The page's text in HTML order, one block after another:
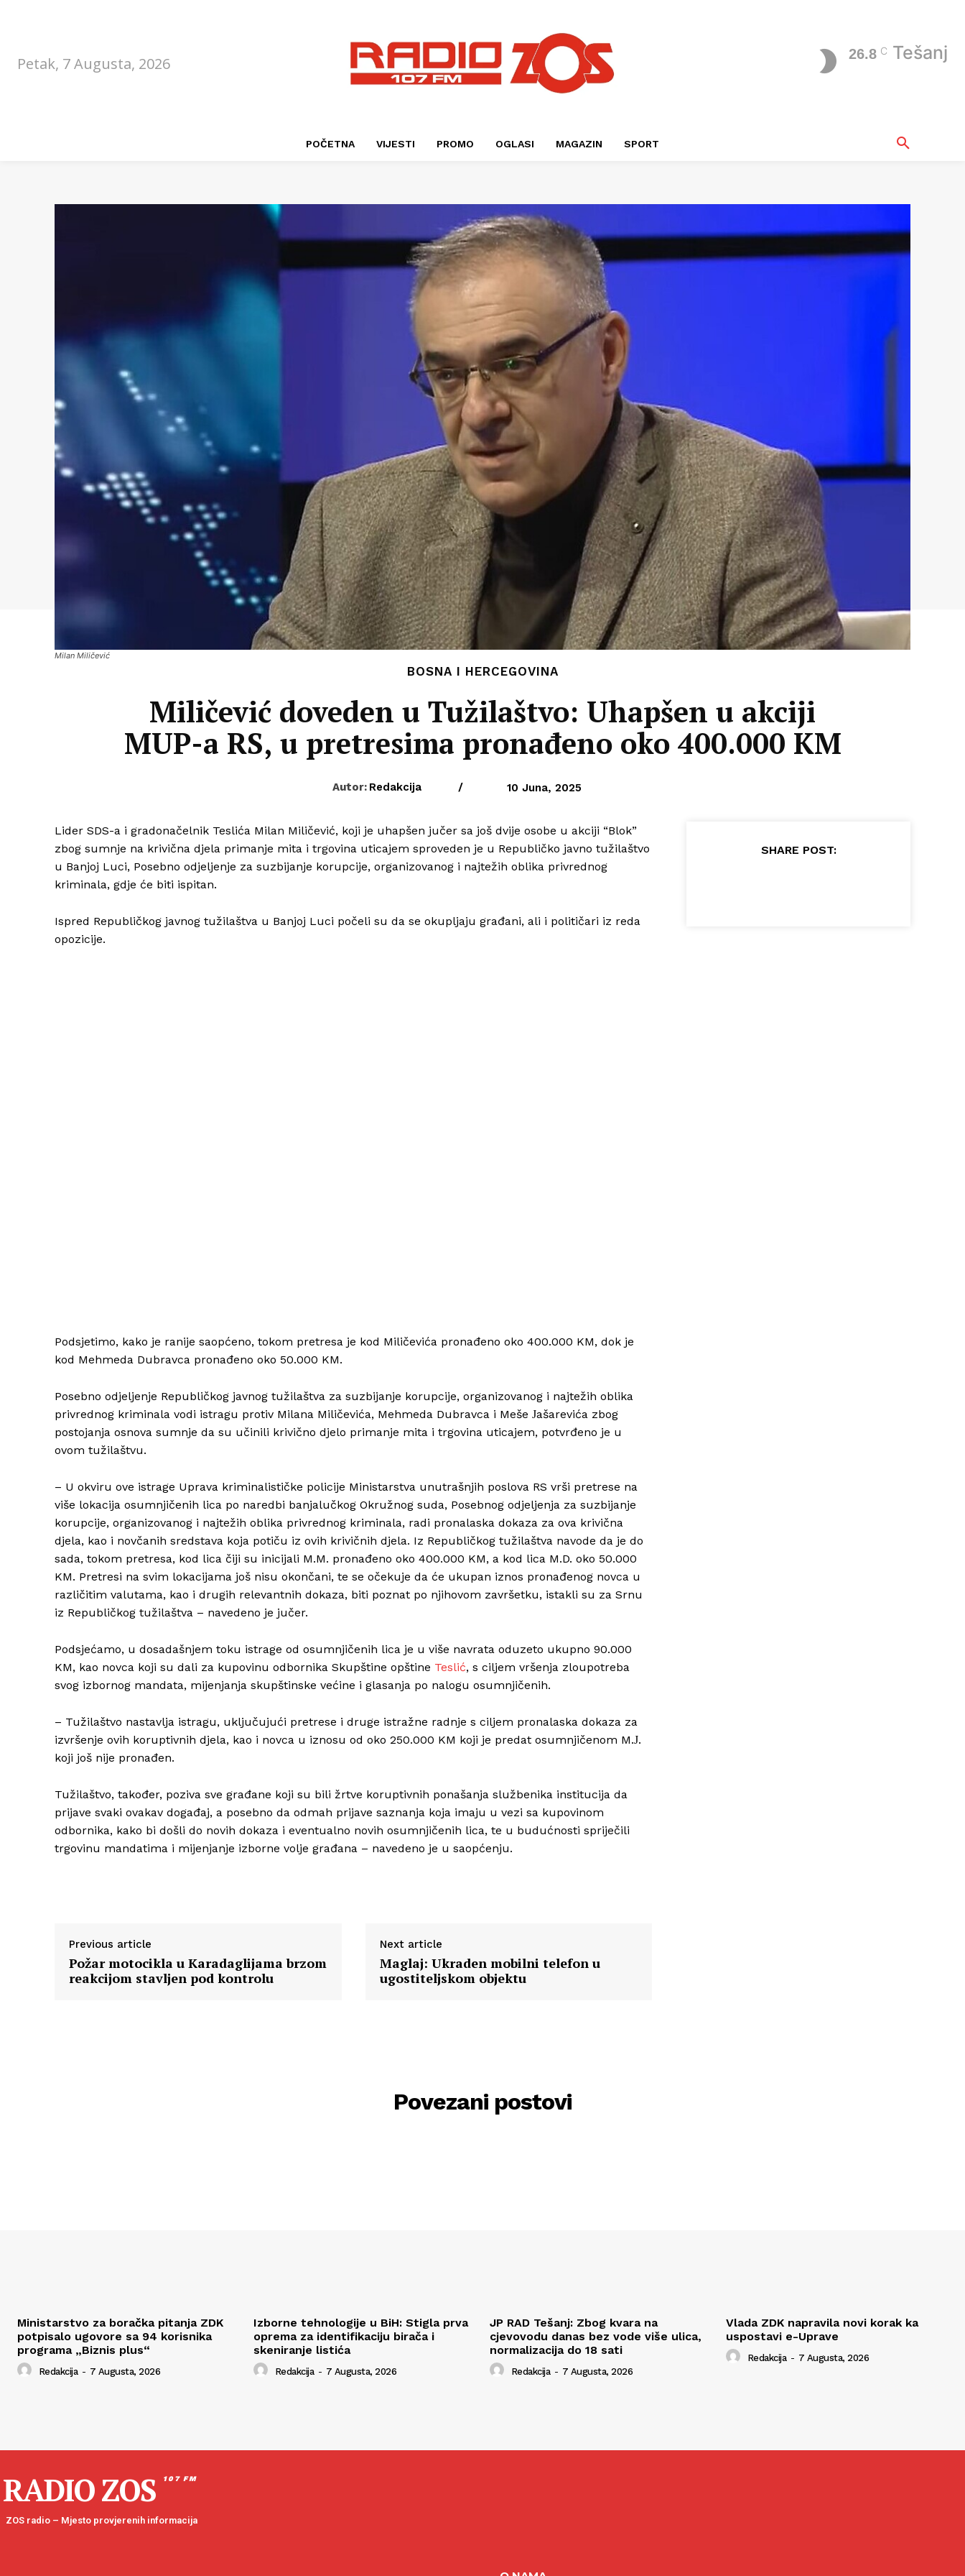
Petak, 7 Augusta, 2026
26.8 C Tešanj
POČETNA VIJESTI PROMO OGLASI MAGAZIN SPORT
Milan Miličević
BOSNA I HERCEGOVINA
Miličević doveden u Tužilaštvo: Uhapšen u akciji
MUP-a RS, u pretresima pronađeno oko 400.000 KM
Autor: Redakcija / 10 Juna, 2025
Lider SDS-a i gradonačelnik Teslića Milan Miličević, koji je uhapšen jučer sa još dvije osobe u akciji “Blok”
zbog sumnje na krivična djela primanje mita i trgovina uticajem sproveden je u Republičko javno tužilaštvo
u Banjoj Luci, Posebno odjeljenje za suzbijanje korupcije, organizovanog i najtežih oblika privrednog
kriminala, gdje će biti ispitan.
Ispred Republičkog javnog tužilaštva u Banjoj Luci počeli su da se okupljaju građani, ali i političari iz reda
opozicije.
Podsjetimo, kako je ranije saopćeno, tokom pretresa je kod Miličevića pronađeno oko 400.000 KM, dok je
kod Mehmeda Dubravca pronađeno oko 50.000 KM.
Posebno odjeljenje Republičkog javnog tužilaštva za suzbijanje korupcije, organizovanog i najtežih oblika
privrednog kriminala vodi istragu protiv Milana Miličevića, Mehmeda Dubravca i Meše Јašarevića zbog
postojanja osnova sumnje da su učinili krivično djelo primanje mita i trgovina uticajem, potvrđeno je u
ovom tužilaštvu.
– U okviru ove istrage Uprava kriminalističke policije Ministarstva unutrašnjih poslova RS vrši pretrese na
više lokacija osumnjičenih lica po naredbi banjalučkog Okružnog suda, Posebnog odjeljenja za suzbijanje
korupcije, organizovanog i najtežih oblika privrednog kriminala, radi pronalaska dokaza za ova krivična
djela, kao i novčanih sredstava koja potiču iz ovih krivičnih djela. Iz Republičkog tužilaštva navode da je do
sada, tokom pretresa, kod lica čiji su inicijali M.M. pronađeno oko 400.000 KM, a kod lica M.D. oko 50.000
KM. Pretresi na svim lokacijama još nisu okončani, te se očekuje da će ukupan iznos pronađenog novca u
različitim valutama, kao i drugih relevantnih dokaza, biti poznat po njihovom završetku, istakli su za Srnu
iz Republičkog tužilaštva – navedeno je jučer.
Podsjećamo, u dosadašnjem toku istrage od osumnjičenih lica je u više navrata oduzeto ukupno 90.000
KM, kao novca koji su dali za kupovinu odbornika Skupštine opštine Teslić, s ciljem vršenja zloupotreba
svog izbornog mandata, mijenjanja skupštinske većine i glasanja po nalogu osumnjičenih.
– Tužilaštvo nastavlja istragu, uključujući pretrese i druge istražne radnje s ciljem pronalaska dokaza za
izvršenje ovih koruptivnih djela, kao i novca u iznosu od oko 250.000 KM koji je predat osumnjičenom M.Ј.
koji još nije pronađen.
Tužilaštvo, također, poziva sve građane koji su bili žrtve koruptivnih ponašanja službenika institucija da
prijave svaki ovakav događaj, a posebno da odmah prijave saznanja koja imaju u vezi sa kupovinom
odbornika, kako bi došli do novih dokaza i eventualno novih osumnjičenih lica, te u budućnosti spriječili
trgovinu mandatima i mijenjanje izborne volje građana – navedeno je u saopćenju.
Previous article
Požar motocikla u Karadaglijama brzom
reakcijom stavljen pod kontrolu
Next article
Maglaj: Ukraden mobilni telefon u
ugostiteljskom objektu
SHARE POST:
Povezani postovi
Ministarstvo za boračka pitanja ZDK
potpisalo ugovore sa 94 korisnika
programa „Biznis plus“
Redakcija - 7 Augusta, 2026
Izborne tehnologije u BiH: Stigla prva
oprema za identifikaciju birača i
skeniranje listića
Redakcija - 7 Augusta, 2026
JP RAD Tešanj: Zbog kvara na
cjevovodu danas bez vode više ulica,
normalizacija do 18 sati
Redakcija - 7 Augusta, 2026
Vlada ZDK napravila novi korak ka
uspostavi e-Uprave
Redakcija - 7 Augusta, 2026
RADIO ZOS 107 FM
ZOS radio – Mjesto provjerenih informacija